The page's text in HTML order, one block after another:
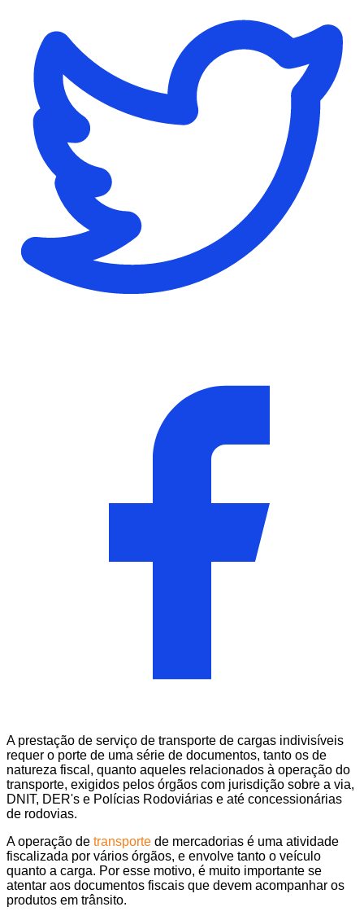
A prestação de serviço de transporte de cargas indivisíveis
requer o porte de uma série de documentos, tanto os de
natureza fiscal, quanto aqueles relacionados à operação do
transporte, exigidos pelos órgãos com jurisdição sobre a via,
DNIT, DER's e Polícias Rodoviárias e até concessionárias
de rodovias.
A operação de transporte de mercadorias é uma atividade
fiscalizada por vários órgãos, e envolve tanto o veículo
quanto a carga. Por esse motivo, é muito importante se
atentar aos documentos fiscais que devem acompanhar os
produtos em trânsito.